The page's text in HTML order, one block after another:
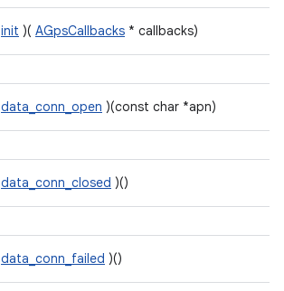
init )( AGpsCallbacks * callbacks)
data_conn_open )(const char *apn)
data_conn_closed )()
data_conn_failed )()